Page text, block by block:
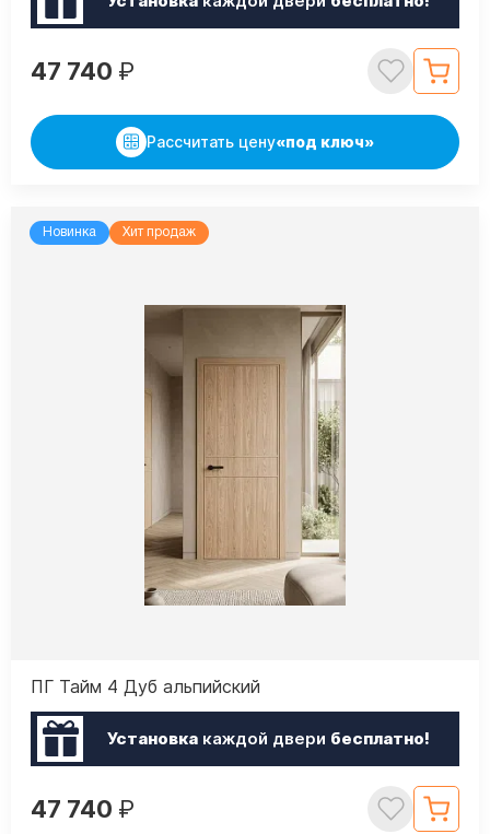
47 740 ₽
Рассчитать цену«под ключ»
Новинка Хит продаж
ПГ Тайм 4 Дуб альпийский
Установкакаждой двери бесплатно!
47 740 ₽